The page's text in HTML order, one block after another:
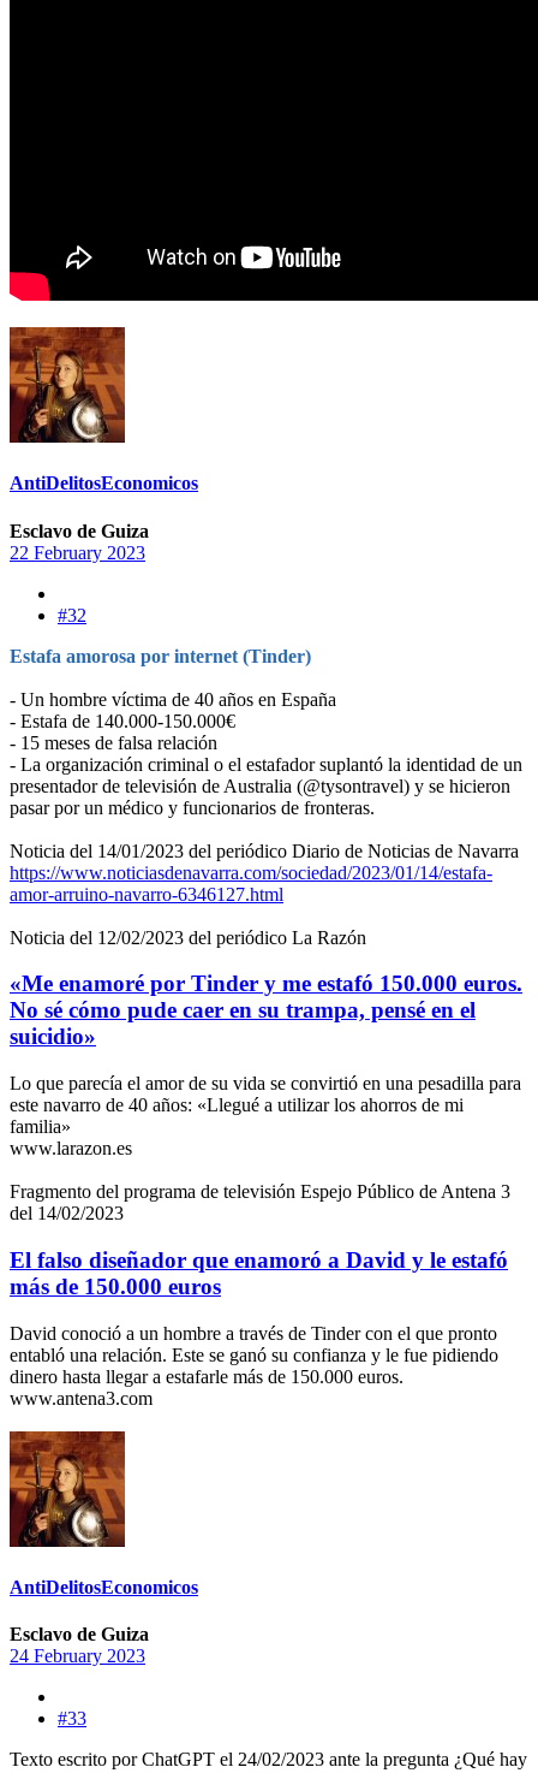
AntiDelitosEconomicos
Esclavo de Guiza
22 February 2023
#32
Estafa amorosa por internet (Tinder)
- Un hombre víctima de 40 años en España
- Estafa de 140.000-150.000€
- 15 meses de falsa relación
- La organización criminal o el estafador suplantó la identidad de un
presentador de televisión de Australia (@tysontravel) y se hicieron
pasar por un médico y funcionarios de fronteras.
Noticia del 14/01/2023 del periódico Diario de Noticias de Navarra
https://www.noticiasdenavarra.com/sociedad/2023/01/14/estafa-
amor-arruino-navarro-6346127.html
Noticia del 12/02/2023 del periódico La Razón
«Me enamoré por Tinder y me estafó 150.000 euros.
No sé cómo pude caer en su trampa, pensé en el
suicidio»
Lo que parecía el amor de su vida se convirtió en una pesadilla para
este navarro de 40 años: «Llegué a utilizar los ahorros de mi
familia»
www.larazon.es
Fragmento del programa de televisión Espejo Público de Antena 3
del 14/02/2023
El falso diseñador que enamoró a David y le estafó
más de 150.000 euros
David conoció a un hombre a través de Tinder con el que pronto
entabló una relación. Este se ganó su confianza y le fue pidiendo
dinero hasta llegar a estafarle más de 150.000 euros.
www.antena3.com
AntiDelitosEconomicos
Esclavo de Guiza
24 February 2023
#33
Texto escrito por ChatGPT el 24/02/2023 ante la pregunta ¿Qué hay